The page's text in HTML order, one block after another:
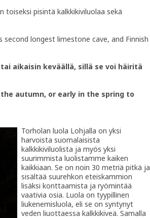
toiseksi pisintä kalkkikiviluolaa sekä
longest limestone cave, and Finnish
aikaisin keväällä, sillä se voi häiritä
autumn, or early in the spring to
Torholan luola Lohjalla on yksi
harvoista suomalaisista
kalkkikiviluolista ja myös yksi
suurimmista luolistamme kaiken
kaikkiaan. Se on noin 30 metriä pitkä ja
sisältää suurehkon eteiskammion
lisäksi konttaamista ja ryömintää
vaativia osia. Luola on tyypillinen
liukenemisluola, eli se on syntynyt
veden liuottaessa kalkkikiveä. Samalla